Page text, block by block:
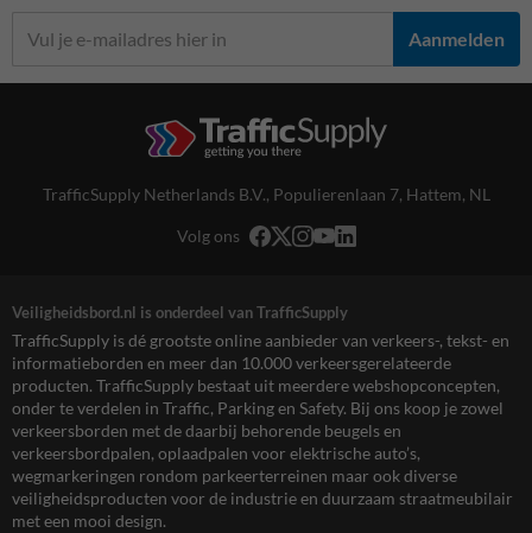
Aanmelden
TrafficSupply Netherlands B.V., Populierenlaan 7, Hattem, NL
Volg ons
Veiligheidsbord.nl is onderdeel van TrafficSupply
TrafficSupply is dé grootste online aanbieder van verkeers-, tekst- en
informatieborden en meer dan 10.000 verkeersgerelateerde
producten. TrafficSupply bestaat uit meerdere webshopconcepten,
onder te verdelen in Traffic, Parking en Safety. Bij ons koop je zowel
verkeersborden met de daarbij behorende beugels en
verkeersbordpalen, oplaadpalen voor elektrische auto’s,
wegmarkeringen rondom parkeerterreinen maar ook diverse
veiligheidsproducten voor de industrie en duurzaam straatmeubilair
met een mooi design.